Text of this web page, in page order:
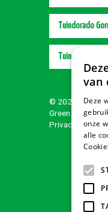
Tuindorado
Tuindorado
© 2026
Green Solutions
Privacy policy
van
Deze
onze
alle